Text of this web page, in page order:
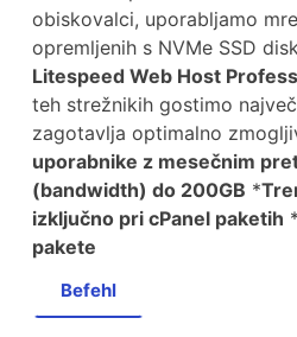
obiskovalci, uporabljamo
opremljenih s NVMe SSD
Litespeed Web Host
teh strežnikih gostimo
zagotavlja optimalno
uporabnike z mesečnim
(bandwidth) do 200GB *
izključno pri cPanel paketih *
pakete
Befehl